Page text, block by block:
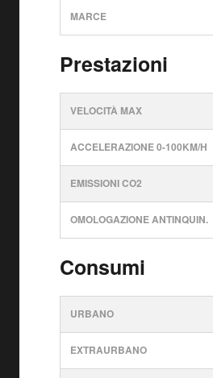
MARCE
Prestazioni
VELOCITÀ MAX
ACCELERAZIONE 0-100KM/H
EMISSIONI CO2
OMOLOGAZIONE ANTINQUIN.
Consumi
URBANO
EXTRAURBANO